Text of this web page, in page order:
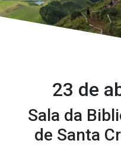
23 de
Sala da
de Santa